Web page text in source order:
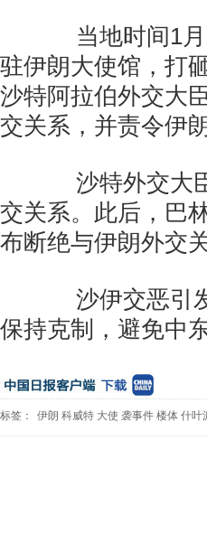
当地时间1月2
驻伊朗大使馆，打
沙特阿拉伯外交大
交关系，并责令伊
沙特外交大臣
交关系。此后，巴
布断绝与伊朗外交
沙伊交恶引发
保持克制，避免中
标签： 伊朗 科威特 大使 袭事件 楼体 什叶